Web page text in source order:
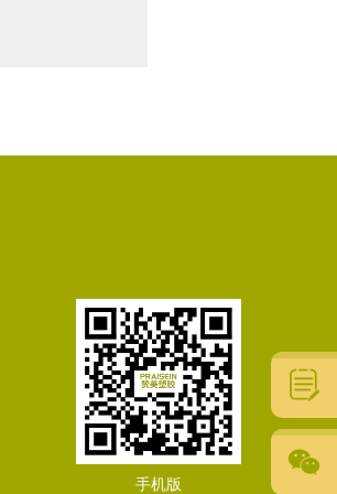
手机版